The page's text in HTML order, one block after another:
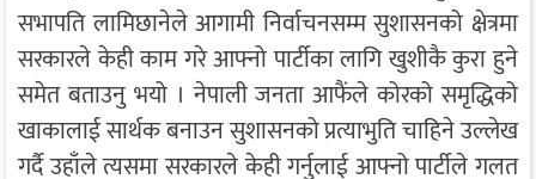
सभापति लामिछानेले आगामी निर्वाचनसम्म सुशासनको क्षेत्रमा
सरकारले केही काम गरे आफ्नो पार्टीका लागि खुशीकै कुरा हुने
समेत बताउनु भयो । नेपाली जनता आफैंले कोरको समृद्धिको
खाकालाई सार्थक बनाउन सुशासनको प्रत्याभुति चाहिने उल्लेख
गर्दै उहाँले त्यसमा सरकारले केही गर्नुलाई आफ्नो पार्टीले गलत